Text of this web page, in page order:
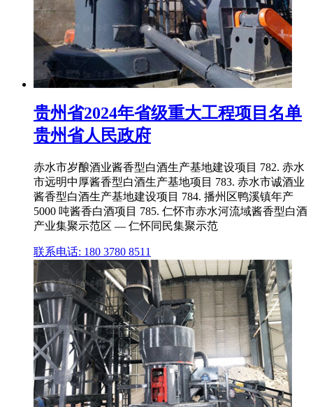
贵州省2024年省级重大工程项目名单
贵州省人民政府
赤水市岁酿酒业酱香型白酒生产基地建设项目 782. 赤水
市远明中厚酱香型白酒生产基地项目 783. 赤水市诚酒业
酱香型白酒生产基地建设项目 784. 播州区鸭溪镇年产
5000 吨酱香白酒项目 785. 仁怀市赤水河流域酱香型白酒
产业集聚示范区 — 仁怀同民集聚示范
联系电话: 180 3780 8511